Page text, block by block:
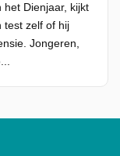
Dienjaar, kijkt
test zelf of hij
Jongeren,